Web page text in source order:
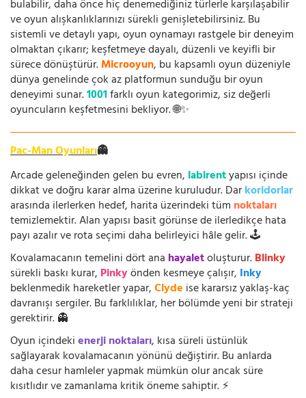
bulabilir, daha önce hiç denemediğiniz türlerle karşılaşabilir
ve oyun alışkanlıklarınızı sürekli genişletebilirsiniz. Bu
sistemli ve detaylı yapı, oyun oynamayı rastgele bir deneyim
olmaktan çıkarır; keşfetmeye dayalı, düzenli ve keyifli bir
sürece dönüştürür.Microoyun, bu kapsamlı oyun düzeniyle
dünya genelinde çok az platformun sunduğu bir oyun
deneyimi sunar.1001farklı oyun kategorimiz, siz değerli
oyuncuların keşfetmesini bekliyor. 🌐✨
Pac-Man Oyunları👻
Arcade geleneğinden gelen bu evren, labirentyapısı içinde
dikkat ve doğru karar alma üzerine kuruludur. Darkoridorlar
arasında ilerlerken hedef, harita üzerindeki tüm noktaları
temizlemektir. Alan yapısı basit görünse de ilerledikçe hata
payı azalır ve rota seçimi daha belirleyici hâle gelir. 🕹️
Kovalamacanın temelini dört ana hayaletoluşturur.Blinky
sürekli baskı kurar, Pinkyönden kesmeye çalışır, Inky
beklenmedik hareketler yapar,Clyde ise kararsız yaklaş-kaç
davranışı sergiler. Bu farklılıklar, her bölümde yeni bir strateji
gerektirir. 👻
Oyun içindekienerji noktaları, kısa süreli üstünlük
sağlayarak kovalamacanın yönünü değiştirir. Bu anlarda
daha cesur hamleler yapmak mümkün olur ancak süre
kısıtlıdır ve zamanlama kritik öneme sahiptir. ⚡